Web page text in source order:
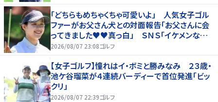
「どちらもめちゃくちゃ可愛いよ」 人気女子ゴル
ファーがお父さん犬との対面報告「お父さんに会
ってきました♥♥真っ白」 ＳＮＳ「イケメンなお
父さん」「白戸家入りするんですか？」
2026/08/07 23:08ゴルフ
【女子ゴルフ】憧れはイ・ボミと勝みなみ ２３歳・
池ケ谷瑠菜が４連続バーディーで首位発進「ビッ
クリ」
2026/08/07 22:39ゴルフ